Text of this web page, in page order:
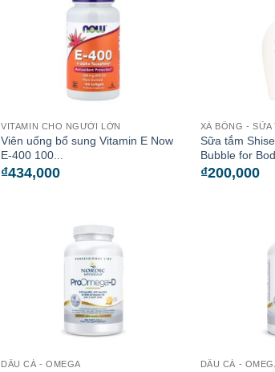
VITAMIN CHO NGƯỜI LỚN
Viên uống bổ sung Vitamin E Now
E-400 100...
₫434,000
XÀ BÔNG - SỮA
Sữa tắm
Bubble for
₫200,000
DẦU CÁ - OMEGA DẦU CÁ -